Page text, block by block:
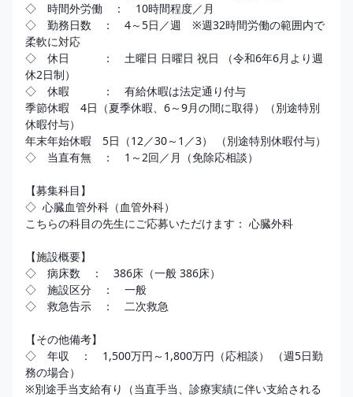
◇　時間外労働　：　10時間程度／月
◇　勤務日数　：　4～5日／週　※週32時間労働の範囲内で
柔軟に対応
◇　休日　　　：　土曜日 日曜日 祝日 （令和6年6月より週
休2日制）
◇　休暇　　　：　有給休暇は法定通り付与
季節休暇　4日（夏季休暇、6～9月の間に取得）（別途特別
休暇付与）
年末年始休暇　5日（12／30～1／3） （別途特別休暇付与）
◇　当直有無　：　1～2回／月（免除応相談）
【募集科目】
◇  心臓血管外科（血管外科）
こちらの科目の先生にご応募いただけます： 心臓外科
【施設概要】
◇　病床数　：　386床（一般 386床）
◇　施設区分　：　一般
◇　救急告示　：　二次救急
【その他備考】
◇　年収　：　1,500万円～1,800万円（応相談） （週5日勤
務の場合）
※別途手当支給有り（当直手当、診療実績に伴い支給される